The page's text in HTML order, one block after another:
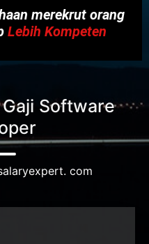
merekrut orang
Lebih Kompeten
Software
com